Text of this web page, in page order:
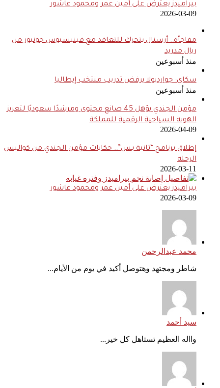
بيراميدز يعترض على أمين عمر ومحمود عاشور
2026-03-09
مفاجأة.. أرسنال يتحرك للتعاقد مع فينيسيوس جونيور من
ريال مدريد
منذ أسبوعين
سكاي: جوارديولا يرفض تدريب منتخب إيطاليا
منذ أسبوعين
مؤمن الجندي يؤهل 45 صانع محتوى ومرشدًا سعوديًا لتعزيز
الهوية السياحية الرقمية للمملكة
2026-04-09
إطلاق برنامج “ثانية بس”.. حكايات مؤمن الجندي من كواليس
الرحلة
2026-03-11
بيراميدز يعترض على أمين عمر ومحمود عاشور
2026-03-09
محمد عبدالرحمن
شاطر ومجتهد وهتوصل أكيد في يوم من الأيام...
سيد أحمد
وااله العظيم تستاهل كل خير...